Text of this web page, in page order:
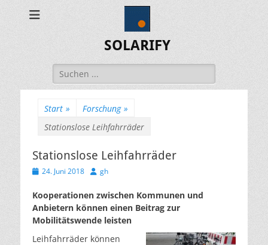
SOLARIFY
Suchen
nach:
Start » Forschung »
Stationslose Leihfahrräder
Stationslose Leihfahrräder
Veröffentlicht
24. Juni 2018 Autor
gh
Kooperationen zwischen Kommunen und
Anbietern können einen Beitrag zur
Mobilitätswende leisten
Leihfahrräder können